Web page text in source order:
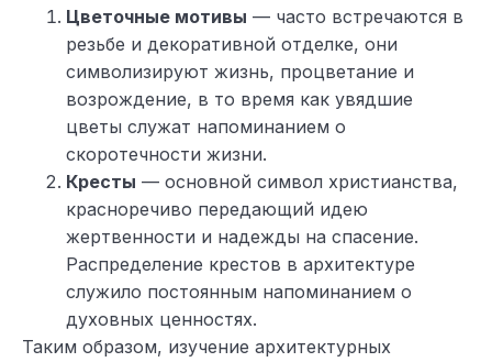
Цветочные мотивы — часто встречаются в
резьбе и декоративной отделке, они
символизируют жизнь, процветание и
возрождение, в то время как увядшие
цветы служат напоминанием о
скоротечности жизни.
Кресты — основной символ христианства,
красноречиво передающий идею
жертвенности и надежды на спасение.
Распределение крестов в архитектуре
служило постоянным напоминанием о
духовных ценностях.
Таким образом, изучение архитектурных